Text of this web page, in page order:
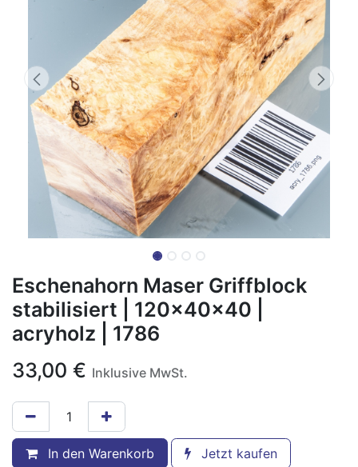
Eschenahorn Maser Griffblock
stabilisiert | 120x40x40 |
acryholz | 1786
33,00 € Inklusive MwSt.
In den Warenkorb Jetzt kaufen